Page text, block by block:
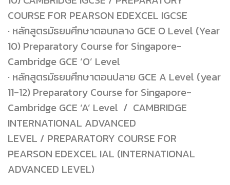
COURSE FOR PEARSON EDEXCEL IGCSE
· หลักสูตรมัธยมศึกษาตอนกลาง GCE O Level (Year
10) Preparatory Course for Singapore-
Cambridge GCE ‘O’ Level
· หลักสูตรมัธยมศึกษาตอนปลาย GCE A Level (year
11-12) Preparatory Course for Singapore-
Cambridge GCE ‘A’ Level / CAMBRIDGE
INTERNATIONAL ADVANCED
LEVEL / PREPARATORY COURSE FOR
PEARSON EDEXCEL IAL (INTERNATIONAL
ADVANCED LEVEL)